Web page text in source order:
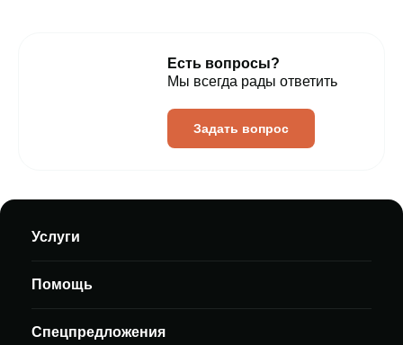
Есть вопросы?
Мы всегда рады ответить
Задать вопрос
Услуги
Помощь
Спецпредложения